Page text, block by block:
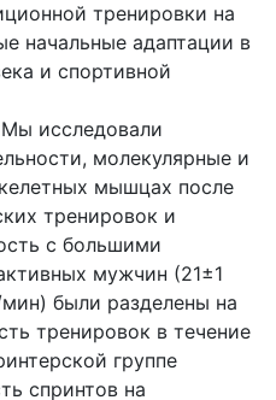
тренировки на
начальные адаптации в
и спортивной
исследовали
молекулярные и
мышцах после
тренировок и
с большими
мужчин (21±1
были разделены на
тренировок в течение
группе
спринтов на